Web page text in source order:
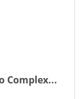
Complex...